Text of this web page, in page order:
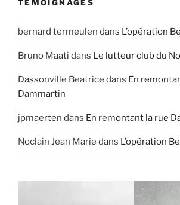
TÉMOIGNAGES
bernard termeulen dans L’opération
Bruno Maati dans Le lutteur club du
Dassonville Beatrice dans En
Dammartin
jpmaerten dans En remontant la rue
Noclain Jean Marie dans L’opération